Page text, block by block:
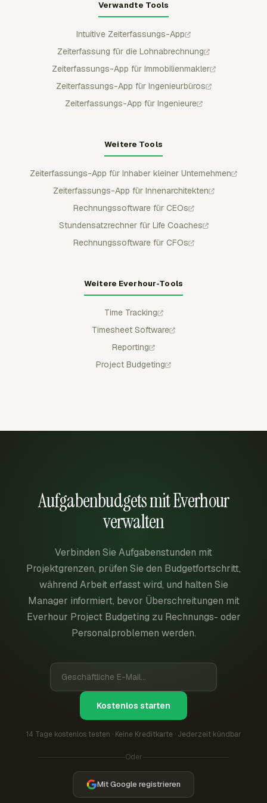
Verwandte Tools
Intuitive Zeiterfassungs-App
Zeiterfassung für die Lohnabrechnung
Zeiterfassungs-App für Immobilienmakler
Zeiterfassungs-App für Ingenieurbüros
Zeiterfassungs-App für Ingenieure
Weitere Tools
Zeiterfassungs-App für Inhaber kleiner Unternehmen
Zeiterfassungs-App für Innenarchitekten
Rechnungssoftware für CEOs
Stundensatzrechner für Life Coaches
Rechnungssoftware für CFOs
Weitere Everhour-Tools
Time Tracking
Timesheet Software
Reporting
Project Budgeting
Aufgabenbudgets mit Everhour
verwalten
Verbinden Sie Aufgabenstunden mit
Projektgrenzen, prüfen Sie den Budgetfortschritt,
während Arbeit erfasst wird, und halten Sie
Manager informiert, bevor Überschreitungen mit
Everhour Project Budgeting zu Rechnungs- oder
Personalproblemen werden.
Kostenlos starten
14 Tage kostenlos testen · Keine Kreditkarte · Jederzeit kündbar
Oder
Mit Google registrieren